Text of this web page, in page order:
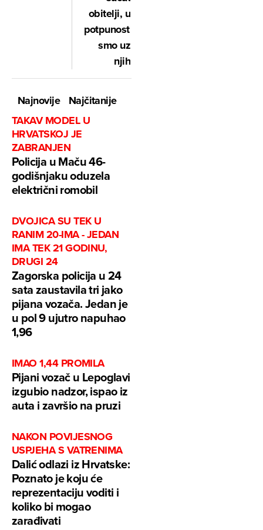
obitelji, u
potpunosti
smo uz
njih
Najnovije
Najčitanije
TAKAV MODEL U
HRVATSKOJ JE
ZABRANJEN
Policija u Maču 46-
godišnjaku oduzela
električni romobil
DVOJICA SU TEK U
RANIM 20-IMA - JEDAN
IMA TEK 21 GODINU,
DRUGI 24
Zagorska policija u 24
sata zaustavila tri jako
pijana vozača. Jedan je
u pol 9 ujutro napuhao
1,96
IMAO 1,44 PROMILA
Pijani vozač u Lepoglavi
izgubio nadzor, ispao iz
auta i završio na pruzi
NAKON POVIJESNOG
USPJEHA S VATRENIMA
Dalić odlazi iz Hrvatske:
Poznato je koju će
reprezentaciju voditi i
koliko bi mogao
zarađivati